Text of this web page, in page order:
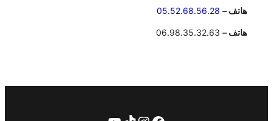
هاتف – 05.52.68.56.28
هاتف – 06.98.35.32.63